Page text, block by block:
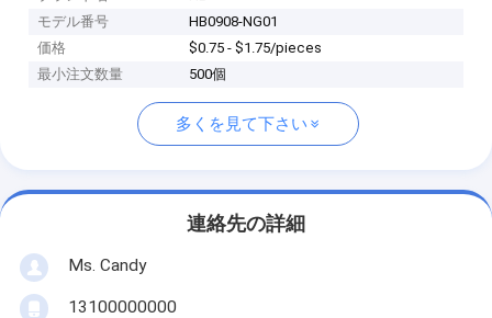
モデル番号
HB0908-NG01
価格
$0.75 - $1.75/pieces
最小注文数量
500個
多くを見て下さい
連絡先の詳細
Ms. Candy
13100000000